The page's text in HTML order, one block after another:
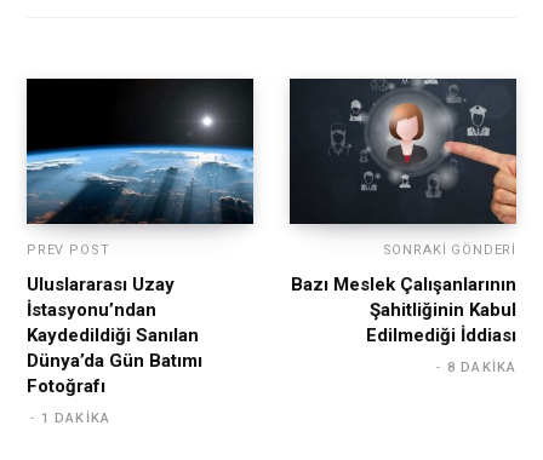
PREV POST
Uluslararası Uzay
İstasyonu’ndan
Kaydedildiği Sanılan
Dünya’da Gün Batımı
Fotoğrafı
1 DAKIKA
SONRAKI GÖNDERI
Bazı Meslek Çalışanlarının
Şahitliğinin Kabul
Edilmediği İddiası
8 DAKIKA